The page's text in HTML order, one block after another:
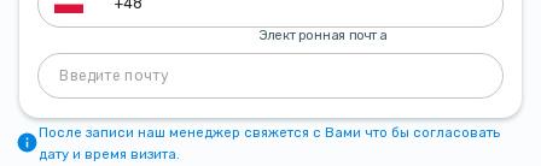
Электронная почта
После записи наш менеджер свяжется с Вами что бы согласовать
дату и время визита.